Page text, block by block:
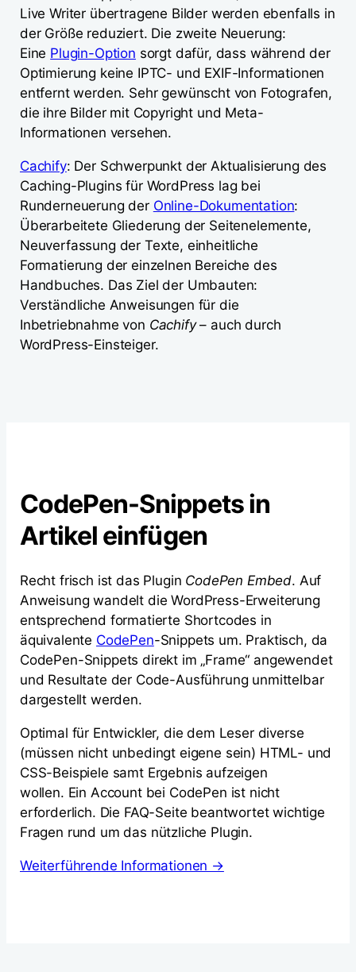
Live Writer übertragene Bilder werden ebenfalls in
der Größe reduziert. Die zweite Neuerung:
Eine Plugin-Option sorgt dafür, dass während der
Optimierung keine IPTC- und EXIF-Informationen
entfernt werden. Sehr gewünscht von Fotografen,
die ihre Bilder mit Copyright und Meta-
Informationen versehen.
Cachify: Der Schwerpunkt der Aktualisierung des
Caching-Plugins für WordPress lag bei
Runderneuerung der Online-Dokumentation:
Überarbeitete Gliederung der Seitenelemente,
Neuverfassung der Texte, einheitliche
Formatierung der einzelnen Bereiche des
Handbuches. Das Ziel der Umbauten:
Verständliche Anweisungen für die
Inbetriebnahme von Cachify– auch durch
WordPress-Einsteiger.
CodePen-Snippets in
Artikel einfügen
Recht frisch ist das Plugin CodePen Embed. Auf
Anweisung wandelt die WordPress-Erweiterung
entsprechend formatierte Shortcodes in
äquivalente CodePen-Snippets um. Praktisch, da
CodePen-Snippets direkt im „Frame“ angewendet
und Resultate der Code-Ausführung unmittelbar
dargestellt werden.
Optimal für Entwickler, die dem Leser diverse
(müssen nicht unbedingt eigene sein) HTML- und
CSS-Beispiele samt Ergebnis aufzeigen
wollen. Ein Account bei CodePen ist nicht
erforderlich. Die FAQ-Seite beantwortet wichtige
Fragen rund um das nützliche Plugin.
Weiterführende Informationen →